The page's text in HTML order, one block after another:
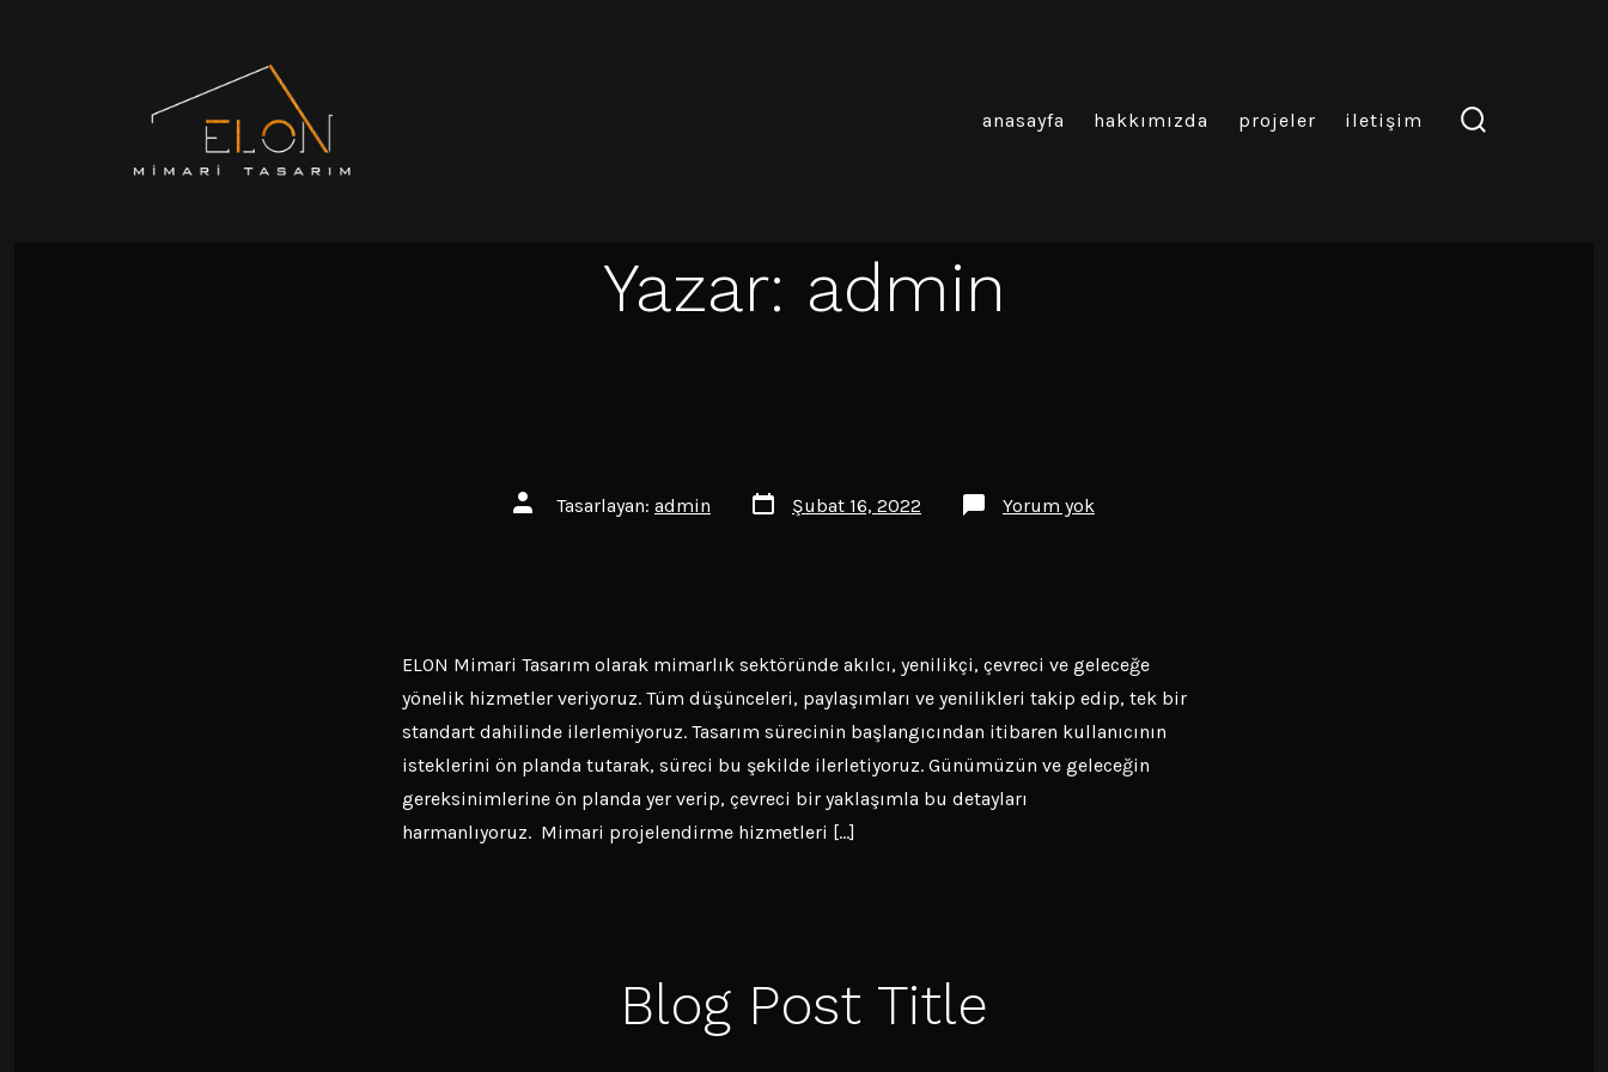
anasayfa hakkımızda projeler i̇letişim
Yazar: admin
Yazının
yazarı
Tasarlayan: admin
Yazı
tarihiŞubat 16, 2022 Yorum yok
ELON Mimari Tasarım olarak mimarlık sektöründe akılcı, yenilikçi, çevreci ve geleceğe
yönelik hizmetler veriyoruz. Tüm düşünceleri, paylaşımları ve yenilikleri takip edip, tek bir
standart dahilinde ilerlemiyoruz. Tasarım sürecinin başlangıcından itibaren kullanıcının
isteklerini ön planda tutarak, süreci bu şekilde ilerletiyoruz. Günümüzün ve geleceğin
gereksinimlerine ön planda yer verip, çevreci bir yaklaşımla bu detayları
harmanlıyoruz. Mimari projelendirme hizmetleri […]
Blog Post Title